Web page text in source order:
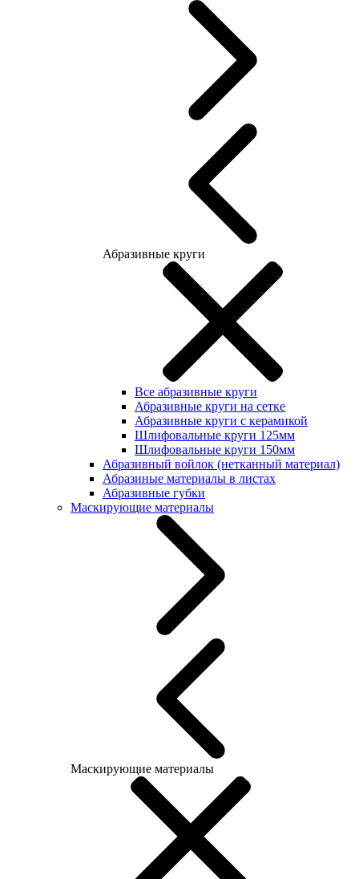
Абразивные круги
Все абразивные круги
Абразивные круги на сетке
Абразивные круги с керамикой
Шлифовальные круги 125мм
Шлифовальные круги 150мм
Абразивный войлок (нетканный материал)
Абразиные материалы в листах
Абразивные губки
Маскирующие материалы
Маскирующие материалы